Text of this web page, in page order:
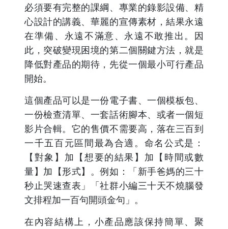
必須要有完整的課綱、專業的錄影設備、精
心設計的講義、華麗的宣傳素材，結果永遠
在準備、永遠不滿意、永遠不敢推出。因
此，突破變現困境的第二個關鍵方法，就是
降低對產品的期待，先從一個最小可行產品
開始。
這個產品可以是一份電子書、一個模板包、
一份檢查清單、一套話術腳本、或者一個短
影片合輯。它的售價不需要高，落在三百到
一千五百元區間最為合適。命名公式是：
【對象】加【想要的結果】加【時間或數
量】加【形式】。例如：「新手爸媽的三十
秒止哭速查表」「社群小編三十天不燒腦發
文排程加一百句開頭金句」。
在內容結構上，小產品應該保持簡單、聚